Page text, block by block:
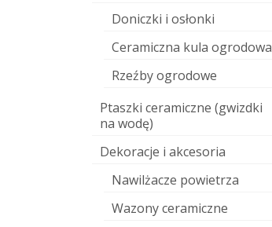
Doniczki i osłonki
Ceramiczna kula ogrodowa
Rzeźby ogrodowe
Ptaszki ceramiczne (gwizdki
na wodę)
Dekoracje i akcesoria
Nawilżacze powietrza
Wazony ceramiczne